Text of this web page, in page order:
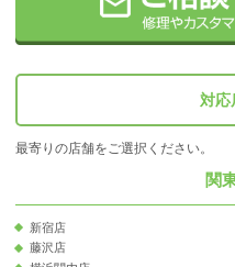
対応
最寄りの店舗をご選択ください。
関
新宿店
藤沢店